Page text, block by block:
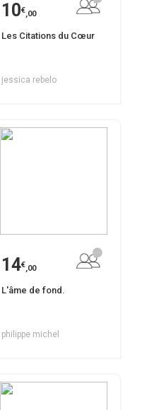
10€,00
Les Citations du Cœur
jessica rebelo
14€,00
L'âme de fond.
philippe michel